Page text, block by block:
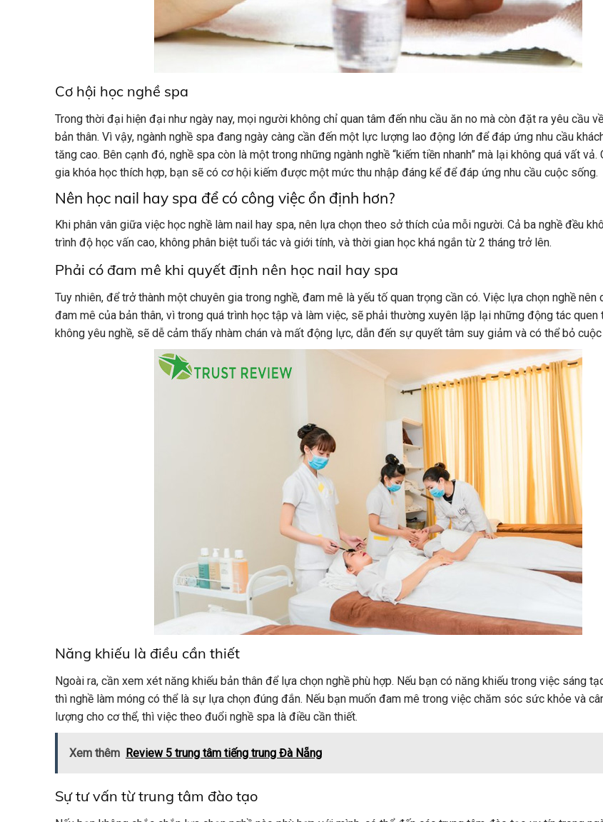
Cơ hội học nghề spa
Trong thời đại hiện đại như ngày nay, mọi người không chỉ quan tâm đến nhu cầu ăn no mà còn đặt ra yêu cầu
bản thân. Vì vậy, ngành nghề spa đang ngày càng cần đến một lực lượng lao động lớn để đáp ứng nhu cầu
tăng cao. Bên cạnh đó, nghề spa còn là một trong những ngành nghề “kiếm tiền nhanh” mà lại không quá vất vả.
gia khóa học thích hợp, bạn sẽ có cơ hội kiếm được một mức thu nhập đáng kể để đáp ứng nhu cầu cuộc sống.
Nên học nail hay spa để có công việc ổn định hơn?
Khi phân vân giữa việc học nghề làm nail hay spa, nên lựa chọn theo sở thích của mỗi người. Cả ba nghề đều
trình độ học vấn cao, không phân biệt tuổi tác và giới tính, và thời gian học khá ngắn từ 2 tháng trở lên.
Phải có đam mê khi quyết định nên học nail hay spa
Tuy nhiên, để trở thành một chuyên gia trong nghề, đam mê là yếu tố quan trọng cần có. Việc lựa chọn nghề nên
đam mê của bản thân, vì trong quá trình học tập và làm việc, sẽ phải thường xuyên lặp lại những động tác quen
không yêu nghề, sẽ dễ cảm thấy nhàm chán và mất động lực, dẫn đến sự quyết tâm suy giảm và có thể bỏ
Năng khiếu là điều cần thiết
Ngoài ra, cần xem xét năng khiếu bản thân để lựa chọn nghề phù hợp. Nếu bạn có năng khiếu trong việc sáng
thì nghề làm móng có thể là sự lựa chọn đúng đắn. Nếu bạn muốn đam mê trong việc chăm sóc sức khỏe và
lượng cho cơ thể, thì việc theo đuổi nghề spa là điều cần thiết.
Xem thêm Review 5 trung tâm tiếng trung Đà Nẵng
Sự tư vấn từ trung tâm đào tạo